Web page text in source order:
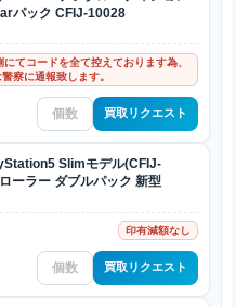
パック CFIJ-10028
てコードを全て控えております為、
察に通報致します。
買取リクエスト
Slimモデル(CFIJ-
ーラー ダブルパック 新型
印有減額なし
買取リクエスト